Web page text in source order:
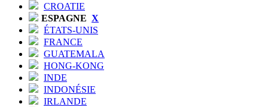
CROATIE
ESPAGNE X
ÉTATS-UNIS
FRANCE
GUATEMALA
HONG-KONG
INDE
INDONÉSIE
IRLANDE